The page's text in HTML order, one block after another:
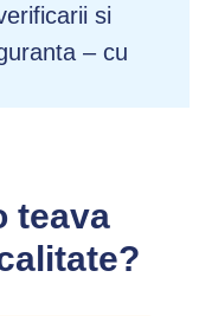
si
– cu
teava